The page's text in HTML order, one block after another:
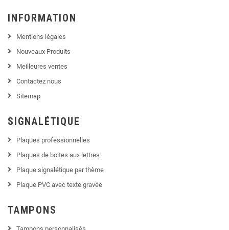
INFORMATION
Mentions légales
Nouveaux Produits
Meilleures ventes
Contactez nous
Sitemap
SIGNALÉTIQUE
Plaques professionnelles
Plaques de boites aux lettres
Plaque signalétique par thème
Plaque PVC avec texte gravée
TAMPONS
Tampons personnalisés